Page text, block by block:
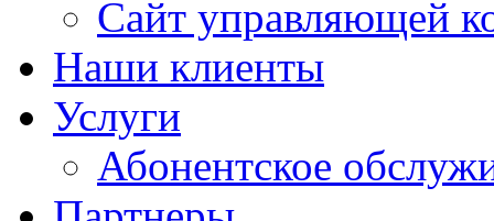
Сайт управляющей
Наши клиенты
Услуги
Абонентское